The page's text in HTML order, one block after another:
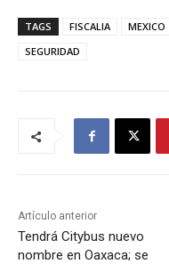
TAGS FISCALIA MEXICO
SEGURIDAD
Artículo anterior
Tendrá Citybus nuevo
nombre en Oaxaca; se